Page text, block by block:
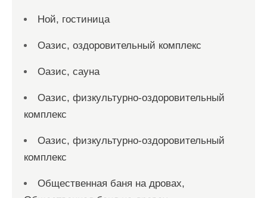
Ной, гостиница
Оазис, оздоровительный комплекс
Оазис, сауна
Оазис, физкультурно-оздоровительный
комплекс
Оазис, физкультурно-оздоровительный
комплекс
Общественная баня на дровах,